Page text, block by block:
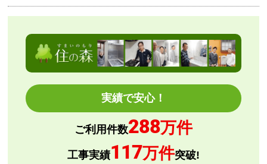
特に追加工事が鬼のように高いので絶対しない方がい
工事セットでは二度とつかわない
アト＠リエさん
2026年7月28日 17:11
欲しい商品をスムーズに注文できましたか？
ショップからの連絡や対応は適切でしたか？
実績で安心！
ご利用件数288万件
工事実績117万件突破!